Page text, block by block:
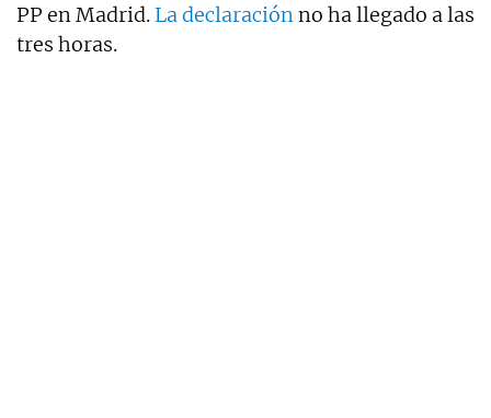
PP en Madrid. La declaraciónno ha llegado a las
tres horas.